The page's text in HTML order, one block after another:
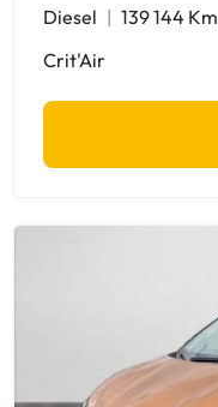
Diesel 139 144 Km
Crit'Air